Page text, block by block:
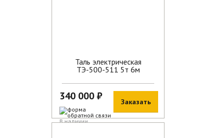
Таль электрическая
ТЭ-500-511 5т 6м
340 000 ₽
В наличии
Заказать